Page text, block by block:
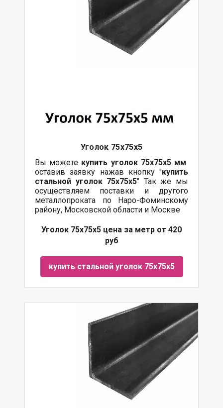
Уголок 75х75х5
Вы можете купить уголок 75х75х5 мм
оставив заявку нажав кнопку "купить
стальной уголок 75х75х5" Так же мы
осуществляем поставки и другого
металлопроката по Наро-Фоминскому
району, Московской области и Москве
Уголок 75х75х5 цена за метр от 420
руб
купить стальной уголок 75х75х5